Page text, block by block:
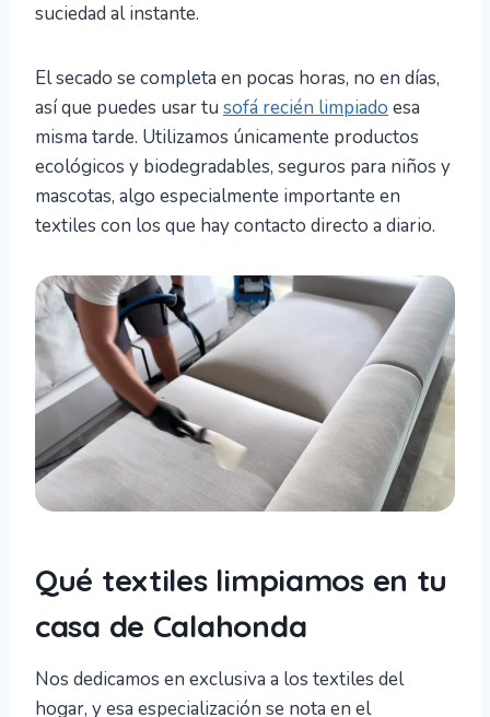
suciedad al instante.
El secado se completa en pocas horas, no en días,
así que puedes usar tu sofá recién limpiado esa
misma tarde. Utilizamos únicamente productos
ecológicos y biodegradables, seguros para niños y
mascotas, algo especialmente importante en
textiles con los que hay contacto directo a diario.
Qué textiles limpiamos en tu
casa de Calahonda
Nos dedicamos en exclusiva a los textiles del
hogar, y esa especialización se nota en el